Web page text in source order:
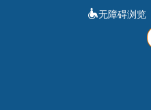
无障碍浏览